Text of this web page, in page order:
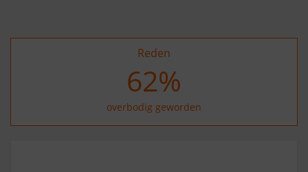
Reden
73%
overbodig geworden